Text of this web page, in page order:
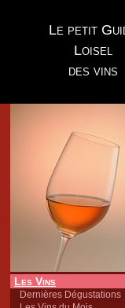
Le petit
Loisel
des vins
Les Vins
Dernières Dégustations